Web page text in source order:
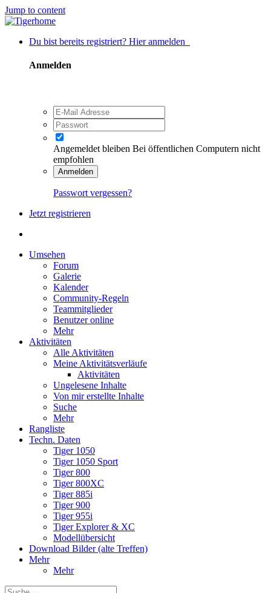
Jump to content
Du bist bereits registriert? Hier anmelden
Anmelden
Angemeldet bleiben Bei öffentlichen Computern nicht
empfohlen
Anmelden
Passwort vergessen?
Jetzt registrieren
Umsehen
Forum
Galerie
Kalender
Community-Regeln
Teammitglieder
Benutzer online
Mehr
Aktivitäten
Alle Aktivitäten
Meine Aktivitätsverläufe
Aktivitäten
Ungelesene Inhalte
Von mir erstellte Inhalte
Suche
Mehr
Rangliste
Techn. Daten
Tiger 1050
Tiger 1050 Sport
Tiger 800
Tiger 800XC
Tiger 885i
Tiger 900
Tiger 955i
Tiger Explorer & XC
Modellübersicht
Download Bilder (alte Treffen)
Mehr
Mehr